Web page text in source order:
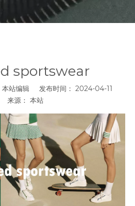
sportswear
站编辑 发布时间： 2024-04-11
来源： 本站